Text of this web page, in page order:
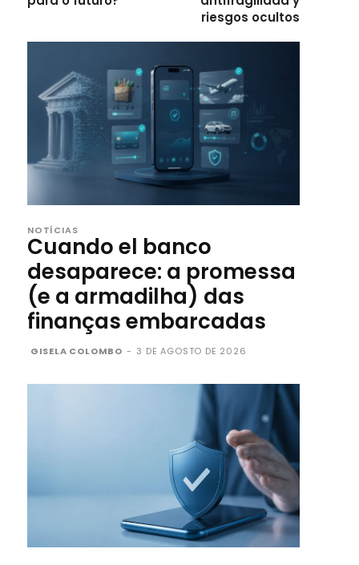
riesgos ocultos
NOTÍCIAS
Cuando el banco
desaparece: a promessa
(e a armadilha) das
finanças embarcadas
GISELA COLOMBO - 3 DE AGOSTO DE 2026